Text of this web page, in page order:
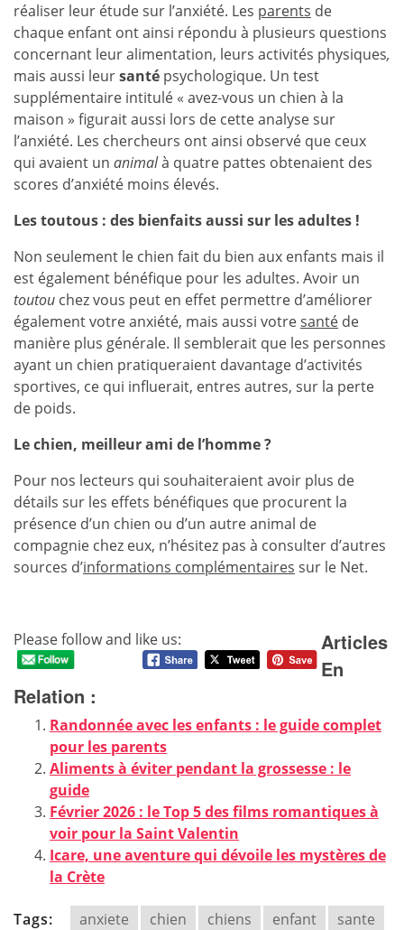
réaliser leur étude sur l’anxiété. Les parents de
chaque enfant ont ainsi répondu à plusieurs questions
concernant leur alimentation, leurs activités physiques,
mais aussi leursanté psychologique. Un test
supplémentaire intitulé « avez-vous un chien à la
maison » figurait aussi lors de cette analyse sur
l’anxiété. Les chercheurs ont ainsi observé que ceux
qui avaient un animalà quatre pattes obtenaient des
scores d’anxiété moins élevés.
Les toutous : des bienfaits aussi sur les adultes !
Non seulement le chien fait du bien aux enfants mais il
est également bénéfique pour les adultes. Avoir un
toutou chez vous peut en effet permettre d’améliorer
également votre anxiété, mais aussi votresanté de
manière plus générale. Il semblerait que les personnes
ayant un chien pratiqueraient davantage d’activités
sportives, ce qui influerait, entres autres, sur la perte
de poids.
Le chien, meilleur ami de l’homme ?
Pour nos lecteurs qui souhaiteraient avoir plus de
détails sur les effets bénéfiques que procurent la
présence d’un chien ou d’un autre animal de
compagnie chez eux, n’hésitez pas à consulter d’autres
sources d’informations complémentaires sur le Net.
Please follow and like us:
Articles
En
Relation :
Randonnée avec les enfants : le guide complet
pour les parents
Aliments à éviter pendant la grossesse : le
guide
Février 2026 : le Top 5 des films romantiques à
voir pour la Saint Valentin
Icare, une aventure qui dévoile les mystères de
la Crète
Tags: anxiete chien chiens enfant sante